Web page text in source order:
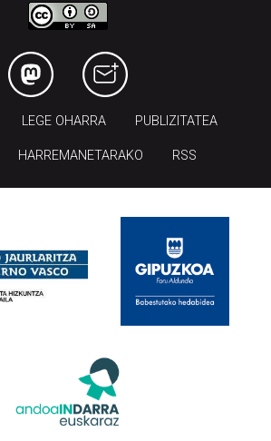
LEGE OHARRA PUBLIZITATEA
HARREMANETARAKO RSS